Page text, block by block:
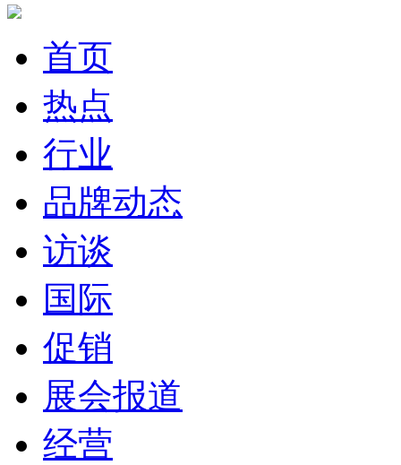
首页
热点
行业
品牌动态
访谈
国际
促销
展会报道
经营